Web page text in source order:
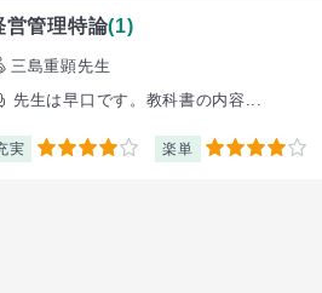
営管理特論(1)
三島重顕先生
先生は早口です。教科書の内容...
実 4 楽単 4